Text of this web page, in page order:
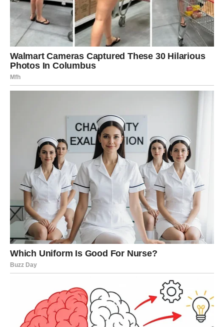
Ono što je presudno jestepromena mentaliteta– Bik
prestaje da se drži onoga što je „sigurno ali malo“, i
počinje da bira ono što donosi više, ali zahteva hrabrost.
Zašto se Bik bogati:jer zna kako da pretvori stabilnost u
obilje.
FINANSIJSKI SKOK I MOĆ
Kod Škorpije je novac povezan satransformacijom
sredine godine može se dogoditi finansijski obrt koji
deluje iznenada, ali u stvari dolazi kao posledica dugog
unutrašnjeg procesa.
Ovo može biti:
veliki dobitak kroz partnerstvo, kredit, ulaganje ili
nasledstvo
finansijski obrt koji menja stil života iz korena
ulazak u posao gde se upravlja većim sumama novca